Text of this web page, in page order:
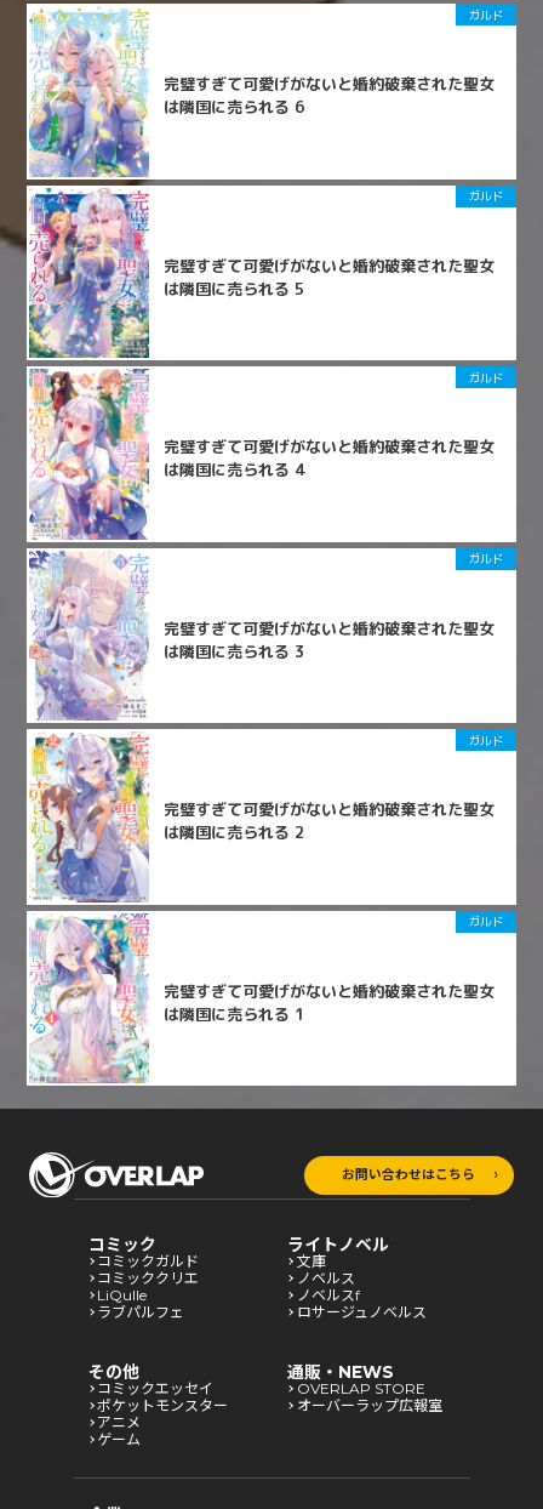
ガルド
完璧すぎて可愛げがないと婚約破棄された聖女
は隣国に売られる 6
ガルド
完璧すぎて可愛げがないと婚約破棄された聖女
は隣国に売られる 5
ガルド
完璧すぎて可愛げがないと婚約破棄された聖女
は隣国に売られる 4
ガルド
完璧すぎて可愛げがないと婚約破棄された聖女
は隣国に売られる 3
ガルド
完璧すぎて可愛げがないと婚約破棄された聖女
は隣国に売られる 2
ガルド
完璧すぎて可愛げがないと婚約破棄された聖女
は隣国に売られる 1
お問い合わせはこちら
コミック
コミックガルド
コミッククリエ
LiQulle
ラブパルフェ
ライトノベル
文庫
ノベルス
ノベルスf
ロサージュノベルス
その他
コミックエッセイ
ポケットモンスター
アニメ
ゲーム
通販・NEWS
OVERLAP STORE
オーバーラップ広報室